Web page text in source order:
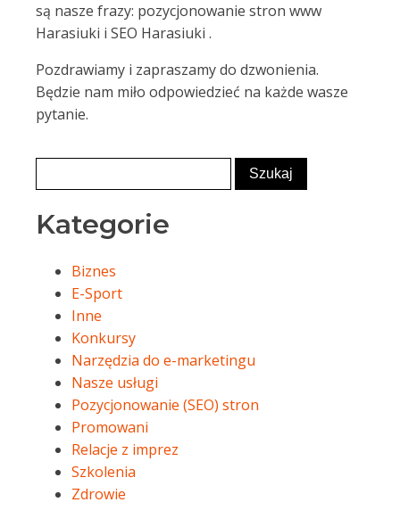
są nasze frazy: pozycjonowanie stron www
Harasiuki i SEO Harasiuki .
Pozdrawiamy i zapraszamy do dzwonienia.
Będzie nam miło odpowiedzieć na każde wasze
pytanie.
Kategorie
Biznes
E-Sport
Inne
Konkursy
Narzędzia do e-marketingu
Nasze usługi
Pozycjonowanie (SEO) stron
Promowani
Relacje z imprez
Szkolenia
Zdrowie